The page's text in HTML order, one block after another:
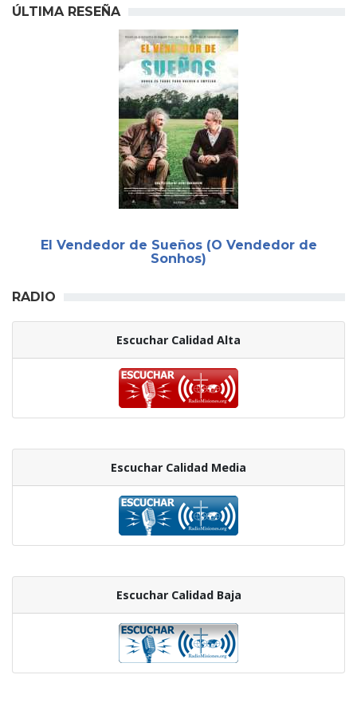
ÚLTIMA RESEÑA
El Vendedor de Sueños (O Vendedor de
Sonhos)
RADIO
Escuchar Calidad Alta
Escuchar Calidad Media
Escuchar Calidad Baja